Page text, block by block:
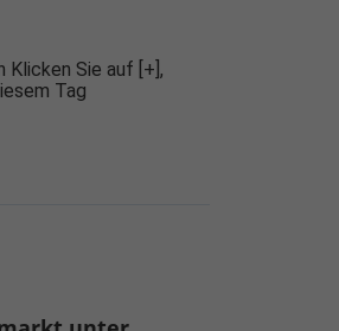
Klicken Sie auf [+],
Tag